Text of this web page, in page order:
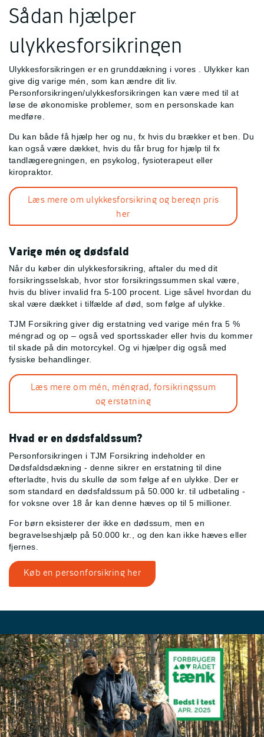
Sådan hjælper
ulykkesforsikringen
Ulykkesforsikringen er en grunddækning i vores
. Ulykker kan
give dig varige mén, som kan ændre dit liv.
Personforsikringen/ulykkesforsikringen kan være med til at
løse de økonomiske problemer, som en personskade kan
medføre.
Du kan både få hjælp her og nu, fx hvis du brækker et ben. Du
kan også være dækket, hvis du får brug for hjælp til fx
tandlægeregningen, en psykolog, fysioterapeut eller
kiropraktor.
Læs mere om ulykkesforsikring og beregn pris
her
Varige mén og dødsfald
Når du køber din ulykkesforsikring, aftaler du med dit
forsikringsselskab, hvor stor forsikringssummen skal være,
hvis du bliver invalid fra 5-100 procent. Lige såvel hvordan du
skal være dækket i tilfælde af død, som følge af ulykke.
TJM Forsikring giver dig erstatning ved varige mén fra 5 %
méngrad og op – også ved sportsskader eller hvis du kommer
til skade på din motorcykel. Og vi hjælper dig også med
fysiske behandlinger.
Læs mere om mén, méngrad, forsikringssum
og erstatning
Hvad er en dødsfaldssum?
Personforsikringen i TJM Forsikring indeholder en
Dødsfaldsdækning - denne sikrer en erstatning til dine
efterladte, hvis du skulle dø som følge af en ulykke. Der er
som standard en dødsfaldssum på 50.000 kr. til udbetaling -
for voksne over 18 år kan denne hæves op til 5 millioner.
For børn eksisterer der ikke en dødssum, men en
begravelseshjælp på 50.000 kr., og den kan ikke hæves eller
fjernes.
Køb en personforsikring her